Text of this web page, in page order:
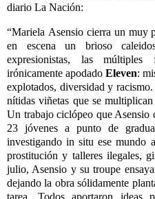
diario La Nación:
“Mariela Asensio cierra un muy
en escena un brioso
expresionistas, las
irónicamente apodadoEleven:
explotados, diversidad y
nítidas viñetas que se
Un trabajo ciclópeo que Asensio
23 jóvenes a punto de
investigando in situ ese mundo
prostitución y talleres ilegales,
julio, Asensio y su troupe
dejando la obra sólidamente
tarea. Todos aportaron ideas